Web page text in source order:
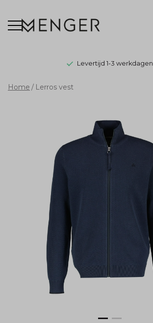
Levertijd 1-3 werkdagen
Lerros
Menger
Mode
Home Lerros vest